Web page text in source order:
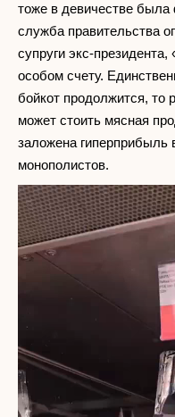
тоже в девичестве
служба правительства
супруги экс-
особом счету.
бойкот продолжится, то
может стоить мясная
заложена гиперприбыль
монополистов.